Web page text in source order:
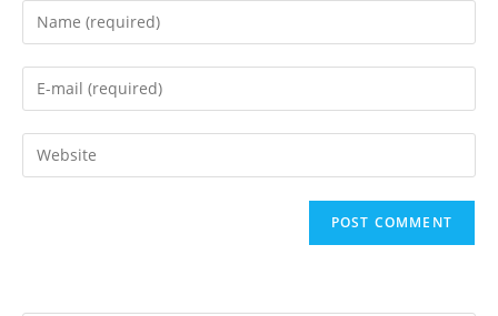
Enter
your
name
comment
Enter
your
email
address
Enter
your